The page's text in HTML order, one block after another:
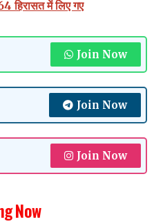
हिरासत में लिए गए
Join Now
Join Now
Join Now
Now